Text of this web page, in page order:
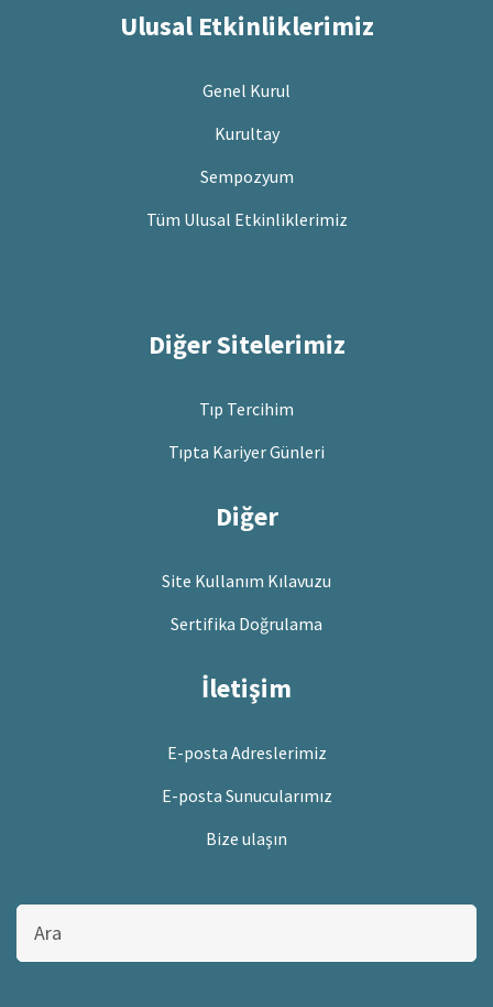
Ulusal Etkinliklerimiz
Genel Kurul
Kurultay
Sempozyum
Tüm Ulusal Etkinliklerimiz
Diğer Sitelerimiz
Tıp Tercihim
Tıpta Kariyer Günleri
Diğer
Site Kullanım Kılavuzu
Sertifika Doğrulama
İletişim
E-posta Adreslerimiz
E-posta Sunucularımız
Bize ulaşın
Bu
sitede
ara